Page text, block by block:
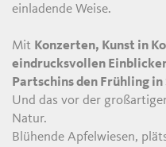
einladende Weise.
Mit Konzerten, Kunst in
eindrucksvollen
Partschins den Frühling in
Und das vor der
Natur.
Blühende Apfelwiesen,